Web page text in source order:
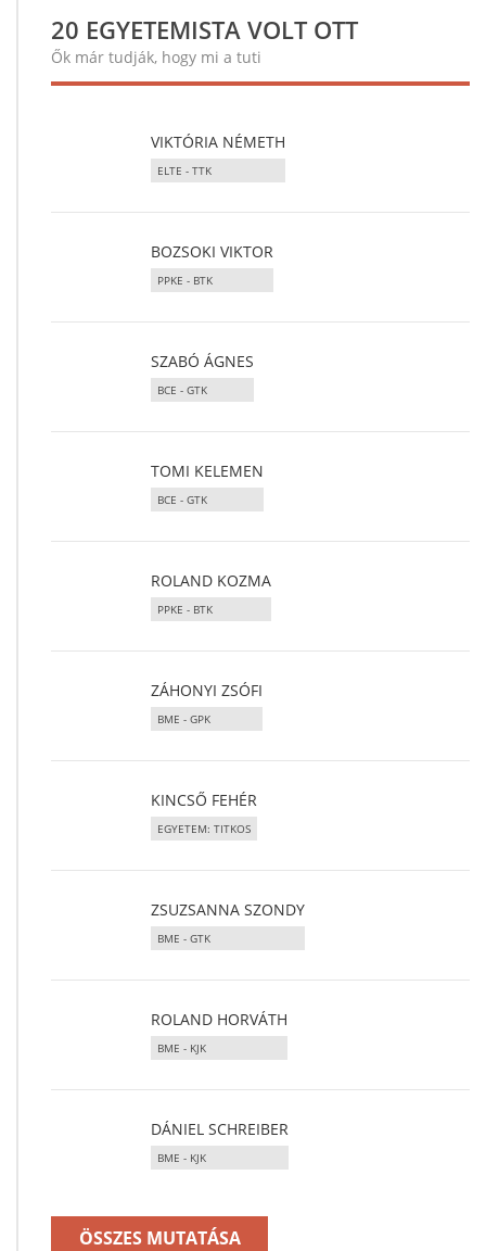
20 EGYETEMISTA VOLT OTT
Ők már tudják, hogy mi a tuti
VIKTÓRIA NÉMETH
ELTE - TTK
BOZSOKI VIKTOR
PPKE - BTK
SZABÓ ÁGNES
BCE - GTK
TOMI KELEMEN
BCE - GTK
ROLAND KOZMA
PPKE - BTK
ZÁHONYI ZSÓFI
BME - GPK
KINCSŐ FEHÉR
EGYETEM: TITKOS
ZSUZSANNA SZONDY
BME - GTK
ROLAND HORVÁTH
BME - KJK
DÁNIEL SCHREIBER
BME - KJK
ÖSSZES MUTATÁSA